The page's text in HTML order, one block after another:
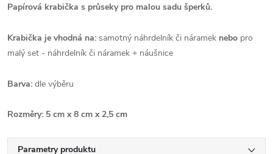
Papírová krabička s průseky pro malou sadu šperků.
Krabička je vhodná na: samotný náhrdelník či náramek nebo pro
malý set - náhrdelník či náramek + náušnice
Barva: dle výběru
Rozměry: 5 cm x 8 cm x 2,5 cm
Parametry produktu